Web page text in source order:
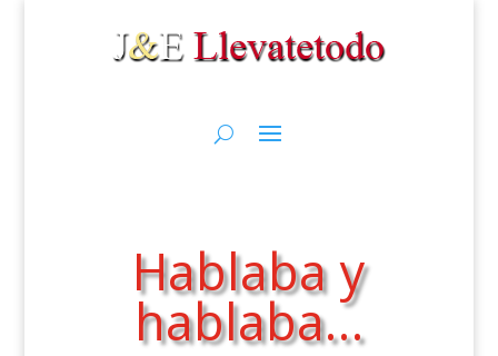
Hablaba y
hablaba…